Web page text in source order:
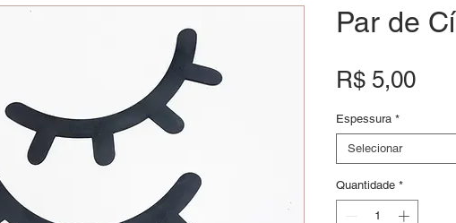
Par de
R$ 5,00
Espessura *
Selecionar
Quantidade *